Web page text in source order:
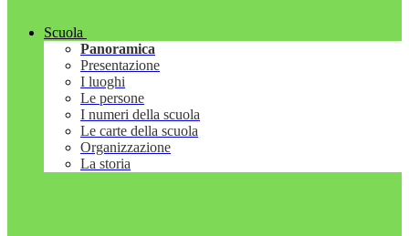
Scuola
Panoramica
Presentazione
I luoghi
Le persone
I numeri della scuola
Le carte della scuola
Organizzazione
La storia